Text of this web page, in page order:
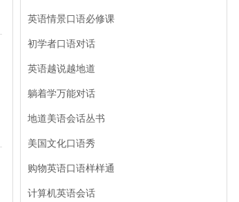
英语情景口语必修课
初学者口语对话
英语越说越地道
躺着学万能对话
地道美语会话丛书
美国文化口语秀
购物英语口语样样通
计算机英语会话